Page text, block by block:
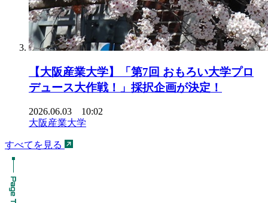
【大阪産業大学】「第7回 おもろい大学プロ
デュース大作戦！」採択企画が決定！
2026.06.03 10:02
大阪産業大学
すべてを見る